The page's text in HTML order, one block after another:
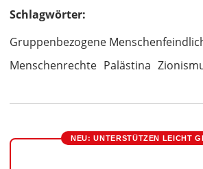
Schlagwörter:
Gruppenbezogene
Menschenrechte Palästina
NEU: UNTERSTÜTZEN LEICHT